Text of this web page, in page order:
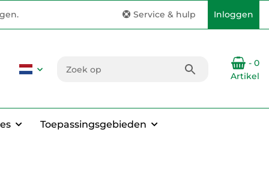
Service & hulp Inloggen
- 0
Artikel
Toepassingsgebieden